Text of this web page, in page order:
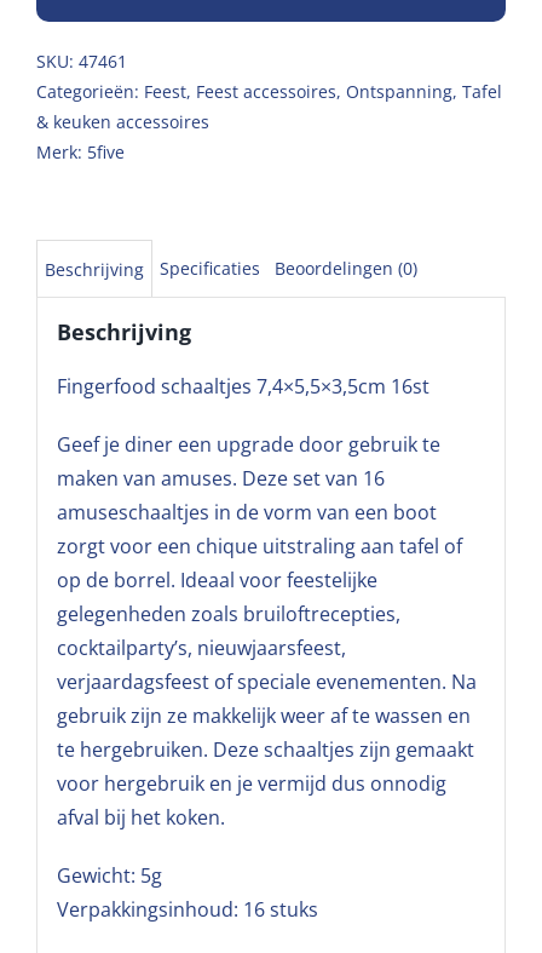
SKU: 47461
Categorieën: Feest, Feest accessoires, Ontspanning, Tafel
& keuken accessoires
Merk: 5five
Beschrijving Specificaties Beoordelingen (0)
Beschrijving
Fingerfood schaaltjes 7,4×5,5×3,5cm 16st
Geef je diner een upgrade door gebruik te
maken van amuses. Deze set van 16
amuseschaaltjes in de vorm van een boot
zorgt voor een chique uitstraling aan tafel of
op de borrel. Ideaal voor feestelijke
gelegenheden zoals bruiloftrecepties,
cocktailparty’s, nieuwjaarsfeest,
verjaardagsfeest of speciale evenementen. Na
gebruik zijn ze makkelijk weer af te wassen en
te hergebruiken. Deze schaaltjes zijn gemaakt
voor hergebruik en je vermijd dus onnodig
afval bij het koken.
Gewicht: 5g
Verpakkingsinhoud: 16 stuks